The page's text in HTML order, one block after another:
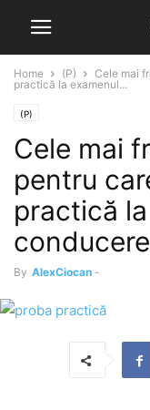
Home (P)
Cele mai
practică la examenul...
(P)
Cele mai
pentru
practică
By AlexCiocan -